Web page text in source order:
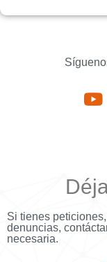
Si tienes
denuncias,
necesaria.